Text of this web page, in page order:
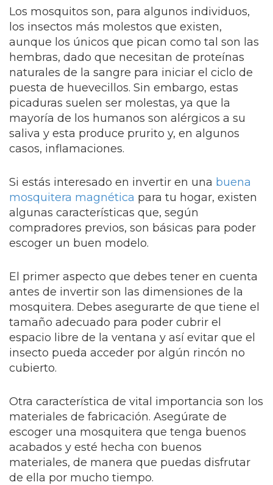
Los mosquitos son, para algunos individuos,
los insectos más molestos que existen,
aunque los únicos que pican como tal son las
hembras, dado que necesitan de proteínas
naturales de la sangre para iniciar el ciclo de
puesta de huevecillos. Sin embargo, estas
picaduras suelen ser molestas, ya que la
mayoría de los humanos son alérgicos a su
saliva y esta produce prurito y, en algunos
casos, inflamaciones.
Si estás interesado en invertir en una buena
mosquitera magnética para tu hogar, existen
algunas características que, según
compradores previos, son básicas para poder
escoger un buen modelo.
El primer aspecto que debes tener en cuenta
antes de invertir son las dimensiones de la
mosquitera. Debes asegurarte de que tiene el
tamaño adecuado para poder cubrir el
espacio libre de la ventana y así evitar que el
insecto pueda acceder por algún rincón no
cubierto.
Otra característica de vital importancia son los
materiales de fabricación. Asegúrate de
escoger una mosquitera que tenga buenos
acabados y esté hecha con buenos
materiales, de manera que puedas disfrutar
de ella por mucho tiempo.